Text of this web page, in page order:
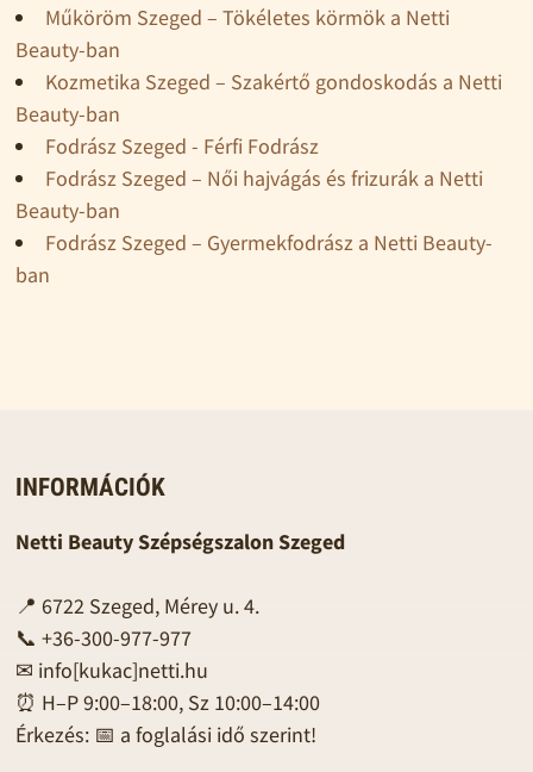
Műköröm Szeged – Tökéletes körmök a Netti
Beauty-ban
Kozmetika Szeged – Szakértő gondoskodás a Netti
Beauty-ban
Fodrász Szeged - Férfi Fodrász
Fodrász Szeged – Női hajvágás és frizurák a Netti
Beauty-ban
Fodrász Szeged – Gyermekfodrász a Netti Beauty-
ban
INFORMÁCIÓK
Netti Beauty Szépségszalon Szeged
📍 6722 Szeged, Mérey u. 4.
📞 +36-300-977-977
✉ info[kukac]netti.hu
⏰ H–P 9:00–18:00, Sz 10:00–14:00
Érkezés: 📅 a foglalási idő szerint!